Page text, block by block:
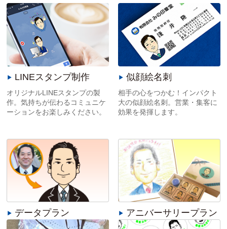
LINEスタンプ制作
オリジナルLINEスタンプの製
作。気持ちが伝わるコミュニケ
ーションをお楽しみください。
似顔絵名刺
相手の心をつかむ！インパクト
大の似顔絵名刺。営業・集客に
効果を発揮します。
データプラン アニバーサリープラン